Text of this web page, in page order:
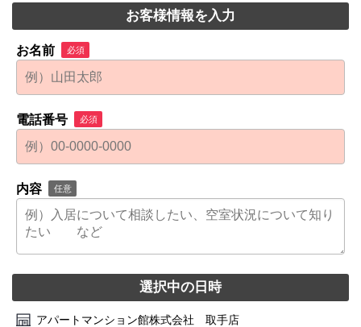
お客様情報を入力
お名前 必須
電話番号 必須
内容 任意
選択中の日時
アパートマンション館株式会社 取手店